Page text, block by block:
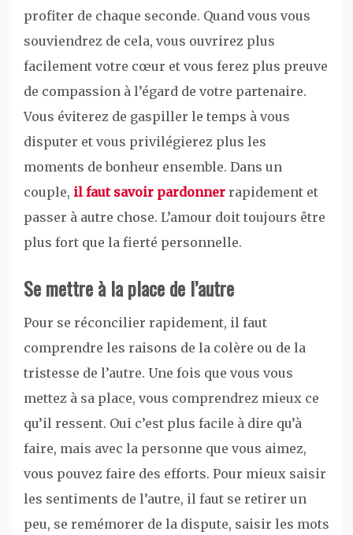
profiter de chaque seconde. Quand vous vous
souviendrez de cela, vous ouvrirez plus
facilement votre cœur et vous ferez plus preuve
de compassion à l’égard de votre partenaire.
Vous éviterez de gaspiller le temps à vous
disputer et vous privilégierez plus les
moments de bonheur ensemble. Dans un
couple, il faut savoir pardonner rapidement et
passer à autre chose. L’amour doit toujours être
plus fort que la fierté personnelle.
Se mettre à la place de l’autre
Pour se réconcilier rapidement, il faut
comprendre les raisons de la colère ou de la
tristesse de l’autre. Une fois que vous vous
mettez à sa place, vous comprendrez mieux ce
qu’il ressent. Oui c’est plus facile à dire qu’à
faire, mais avec la personne que vous aimez,
vous pouvez faire des efforts. Pour mieux saisir
les sentiments de l’autre, il faut se retirer un
peu, se remémorer de la dispute, saisir les mots